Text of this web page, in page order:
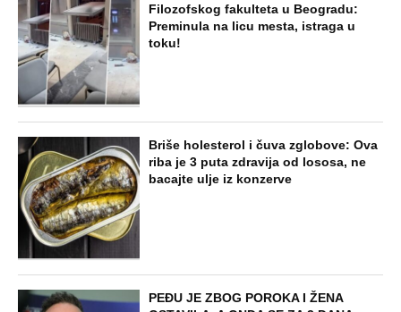
Filozofskog fakulteta u Beogradu:
Preminula na licu mesta, istraga u
toku!
Briše holesterol i čuva zglobove: Ova
riba je 3 puta zdravija od lososa, ne
bacajte ulje iz konzerve
PEĐU JE ZBOG POROKA I ŽENA